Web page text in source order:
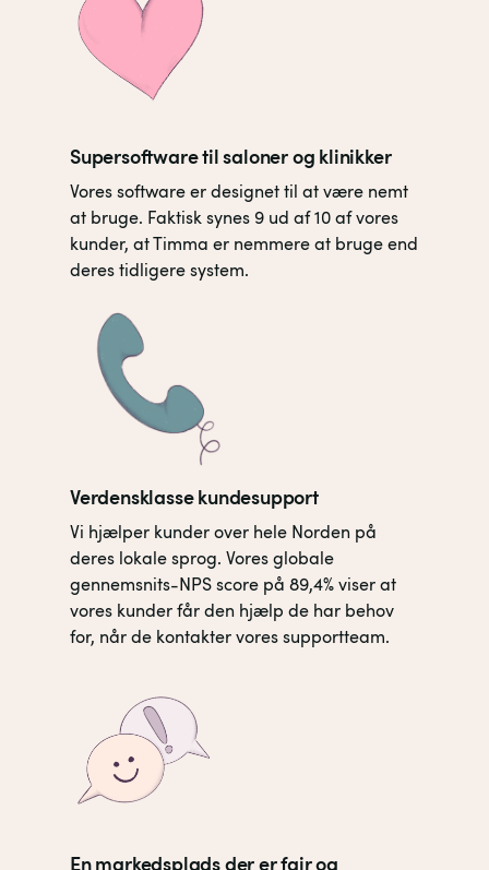
Supersoftware til saloner og klinikker
Vores software er designet til at være nemt
at bruge. Faktisk synes 9 ud af 10 af vores
kunder, at Timma er nemmere at bruge end
deres tidligere system.
Verdensklasse kundesupport
Vi hjælper kunder over hele Norden på
deres lokale sprog. Vores globale
gennemsnits-NPS score på 89,4% viser at
vores kunder får den hjælp de har behov
for, når de kontakter vores supportteam.
En markedsplads der er fair og